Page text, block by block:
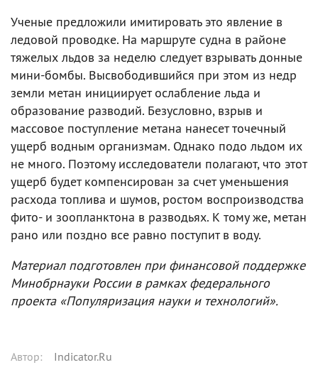
Ученые предложили имитировать это явление в
ледовой проводке. На маршруте судна в районе
тяжелых льдов за неделю следует взрывать донные
мини-бомбы. Высвободившийся при этом из недр
земли метан инициирует ослабление льда и
образование разводий. Безусловно, взрыв и
массовое поступление метана нанесет точечный
ущерб водным организмам. Однако подо льдом их
не много. Поэтому исследователи полагают, что этот
ущерб будет компенсирован за счет уменьшения
расхода топлива и шумов, ростом воспроизводства
фито- и зоопланктона в разводьях. К тому же, метан
рано или поздно все равно поступит в воду.
Материал подготовлен при финансовой поддержке
Минобрнауки России в рамках федерального
проекта «Популяризация науки и технологий».
Автор: Indicator.Ru